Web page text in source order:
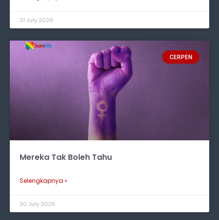
31 July 2026
CERPEN
Mereka Tak Boleh Tahu
Selengkapnya »
30 July 2026